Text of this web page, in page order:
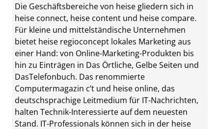
Die Geschäftsbereiche von heise gliedern sich in
heise connect, heise content und heise compare.
Für kleine und mittelständische Unternehmen
bietet heise regioconcept lokales Marketing aus
einer Hand: von Online-Marketing-Produkten bis
hin zu Einträgen in Das Örtliche, Gelbe Seiten und
DasTelefonbuch. Das renommierte
Computermagazin c’t und heise online, das
deutschsprachige Leitmedium für IT-Nachrichten,
halten Technik-Interessierte auf dem neuesten
Stand. IT-Professionals können sich in der heise